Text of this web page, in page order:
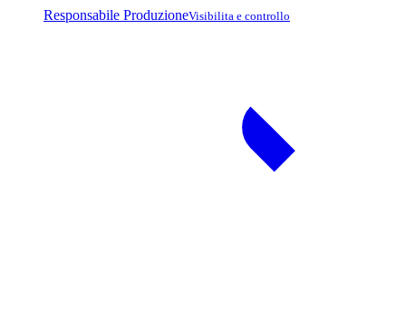
Responsabile ProduzioneVisibilita e controllo